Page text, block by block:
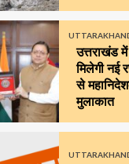
उत्तराखंड
मिलेगी नई
से
मुलाकात